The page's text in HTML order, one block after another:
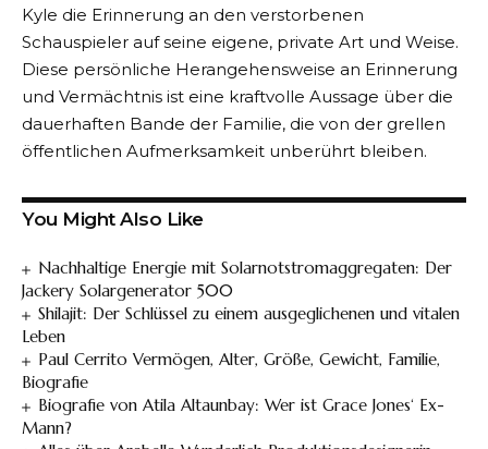
Kyle die Erinnerung an den verstorbenen
Schauspieler auf seine eigene, private Art und Weise.
Diese persönliche Herangehensweise an Erinnerung
und Vermächtnis ist eine kraftvolle Aussage über die
dauerhaften Bande der Familie, die von der grellen
öffentlichen Aufmerksamkeit unberührt bleiben.
You Might Also Like
Nachhaltige Energie mit Solarnotstromaggregaten: Der
Jackery Solargenerator 500
Shilajit: Der Schlüssel zu einem ausgeglichenen und vitalen
Leben
Paul Cerrito Vermögen, Alter, Größe, Gewicht, Familie,
Biografie
Biografie von Atila Altaunbay: Wer ist Grace Jones‘ Ex-
Mann?